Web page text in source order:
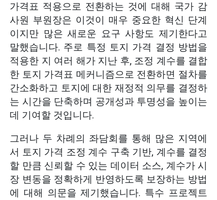
가격표 적용으로 전환하는 것에 대해 국가 감
사원 부원장은 이것이 매우 중요한 혁신 단계
이지만 많은 새로운 요구 사항도 제기한다고
말했습니다. 주로 특정 토지 가격 결정 방법을
적용한 지 여러 해가 지난 후, 조정 계수를 결합
한 토지 가격표 메커니즘으로 전환하면 절차를
간소화하고 토지에 대한 재정적 의무를 결정하
는 시간을 단축하며 공개성과 투명성을 높이는
데 기여할 것입니다.
그러나 두 차례의 좌담회를 통해 많은 지역에
서 토지 가격 조정 계수 구축 기반, 계수를 결정
할 만큼 신뢰할 수 있는 데이터 소스, 계수가 시
장 변동을 정확하게 반영하도록 보장하는 방법
에 대해 의문을 제기했습니다. 특수 프로젝트